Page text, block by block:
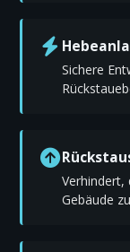
Sichere
Verhindert,
Gebäude